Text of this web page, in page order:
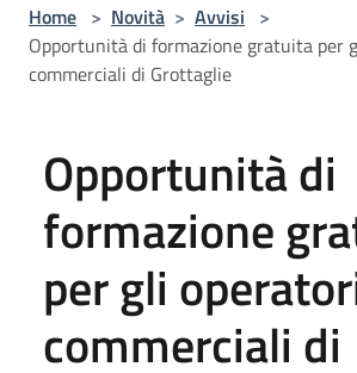
Home > Novità > Avvisi >
Opportunità di formazione gratuita per
commerciali di Grottaglie
Opportunità di
formazione
per gli
commerciali di